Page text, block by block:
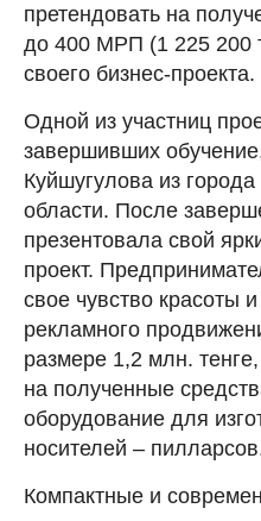
претендовать на
до 400 МРП (1 225 200
своего бизнес-проекта.
Одной из участниц
завершивших
Куйшугулова из
области. После
презентовала свой
проект.
свое чувство красоты
рекламного
размере 1,2 млн.
на полученные
оборудование для
носителей –
Компактные и